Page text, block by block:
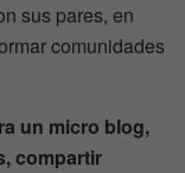
sus pares, en
comunidades
un micro blog,
compartir